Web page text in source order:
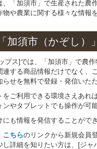
、「加須市」で生産された農
物や農業に関する様々な情報
「加須市（かぞし）」
プス]では、「加須市」で農
連する商品情報だけでなく
せを無料で登録・発信いただ
をご利用できる環境さえあれ
ンやタブレットでも操作が可能
にも情報を発信することがで
こちらのリンクから新規会員
し詳細を知りたい方は、[ジャ